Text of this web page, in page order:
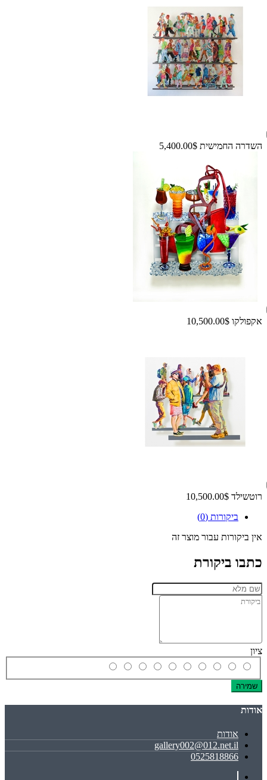
השדרה החמישית 5,400.00$
אקפולקו 10,500.00$
רוטשילד 10,500.00$
ביקורות (0)
אין ביקורות עבור מוצר זה
כתבו ביקורת
ציון
שמירה
אודות
אודות
gallery002@012.net.il
0525818866